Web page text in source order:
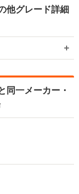
他グレード詳細
同一メーカー・